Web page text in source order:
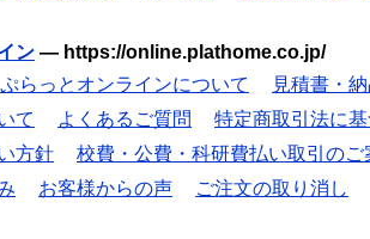
ン — https://online.plathome.co.jp/
ぷらっとオンラインについて
見積書・
て
よくあるご質問
特定商取引法に
方針
校費・公費・科研費払い取引のご
お客様からの声 ご注文の取り消し